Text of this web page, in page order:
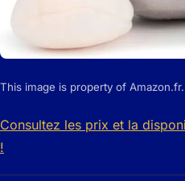
This image is property of Amazon.fr.
Consultez les prix et la
!